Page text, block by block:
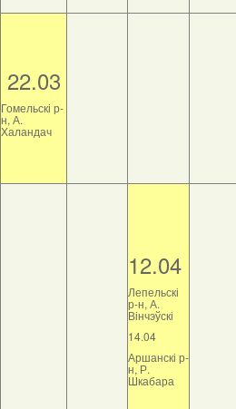
22.03
Гомельскі р-
н, А.
Халандач
12.04
Лепельскі
р-н, А.
Вінчэўскі
14.04
Аршанскі р-
н, Р.
Шкабара